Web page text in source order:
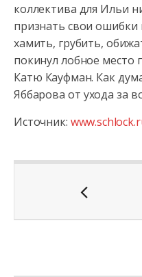
коллектива для Ильи
признать свои ошибки
хамить, грубить,
покинул лобное место
Катю Кауфман. Как
Яббарова от ухода за
Источник: